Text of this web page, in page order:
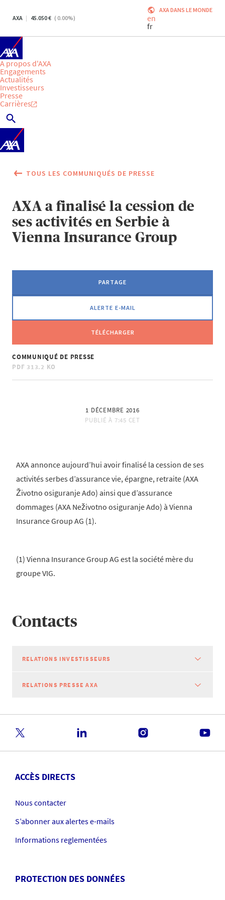
AXA 45.050 ( 0.00%)
AXA DANS LE MONDE
en
fr
A propos d'AXA
Engagements
Actualités
Investisseurs
Presse
Carrières
TOUS LES COMMUNIQUÉS DE PRESSE
AXA a finalisé la cession de
ses activités en Serbie à
Vienna Insurance Group
PARTAGE
ALERTE E-MAIL
TÉLÉCHARGER
COMMUNIQUÉ DE PRESSE
PDF 313.2 KO
1 DÉCEMBRE 2016
PUBLIÉ À 7:45 CET
AXA annonce aujourd’hui avoir finalisé la cession de ses
activités serbes d’assurance vie, épargne, retraite (AXA
Životno osiguranje Ado) ainsi que d’assurance
dommages (AXA Neživotno osiguranje Ado) à Vienna
Insurance Group AG (1).
(1) Vienna Insurance Group AG est la société mère du
groupe VIG.
Contacts
RELATIONS INVESTISSEURS
RELATIONS PRESSE AXA
ACCÈS DIRECTS
Nous contacter
S’abonner aux alertes e-mails
Informations reglementées
PROTECTION DES DONNÉES